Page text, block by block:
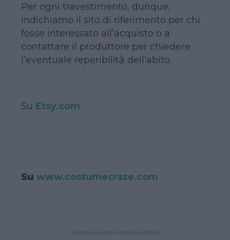
Per ogni travestimento, dunque,
indichiamo il sito di riferimento per chi
fosse interessato all’acquisto o a
contattare il produttore per chiedere
l’eventuale reperibilità dell’abito.
Su Etsy.com
Su www.costumecraze.com